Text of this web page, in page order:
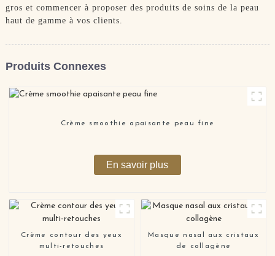
gros et commencer à proposer des produits de soins de la peau
haut de gamme à vos clients.
Produits Connexes
Crème smoothie apaisante peau fine
En savoir plus
Crème contour des yeux
multi-retouches
Masque nasal aux cristaux
de collagène